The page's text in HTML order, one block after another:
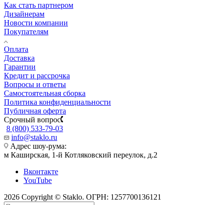
Как стать партнером
Дизайнерам
Новости компании
Покупателям
Оплата
Доставка
Гарантии
Кредит и рассрочка
Вопросы и ответы
Самостоятельная сборка
Политика конфиденциальности
Публичная оферта
Срочный вопрос
8 (800) 533-79-03
info@staklo.ru
Адрес шоу-рума:
м Каширская, 1-й Котляковский переулок, д.2
Вконтакте
YouTube
2026 Copyright © Staklo. ОГРН: 1257700136121